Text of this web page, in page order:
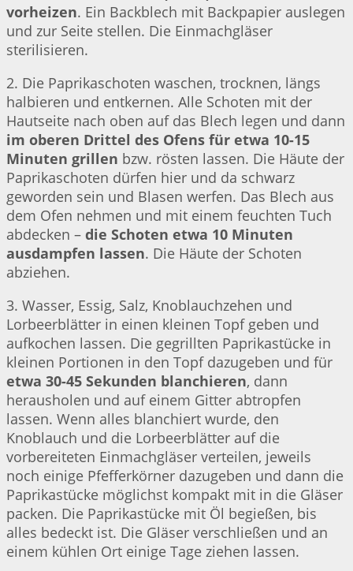
vorheizen. Ein Backblech mit Backpapier auslegen
und zur Seite stellen. Die Einmachgläser
sterilisieren.
2. Die Paprikaschoten waschen, trocknen, längs
halbieren und entkernen. Alle Schoten mit der
Hautseite nach oben auf das Blech legen und dann
im oberen Drittel des Ofens für etwa 10-15
Minuten grillen bzw. rösten lassen. Die Häute der
Paprikaschoten dürfen hier und da schwarz
geworden sein und Blasen werfen. Das Blech aus
dem Ofen nehmen und mit einem feuchten Tuch
abdecken – die Schoten etwa 10 Minuten
ausdampfen lassen. Die Häute der Schoten
abziehen.
3. Wasser, Essig, Salz, Knoblauchzehen und
Lorbeerblätter in einen kleinen Topf geben und
aufkochen lassen. Die gegrillten Paprikastücke in
kleinen Portionen in den Topf dazugeben und für
etwa 30-45 Sekunden blanchieren, dann
herausholen und auf einem Gitter abtropfen
lassen. Wenn alles blanchiert wurde, den
Knoblauch und die Lorbeerblätter auf die
vorbereiteten Einmachgläser verteilen, jeweils
noch einige Pfefferkörner dazugeben und dann die
Paprikastücke möglichst kompakt mit in die Gläser
packen. Die Paprikastücke mit Öl begießen, bis
alles bedeckt ist. Die Gläser verschließen und an
einem kühlen Ort einige Tage ziehen lassen.